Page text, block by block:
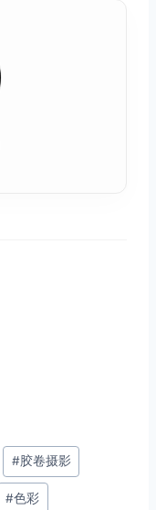
#胶卷摄影
#色彩